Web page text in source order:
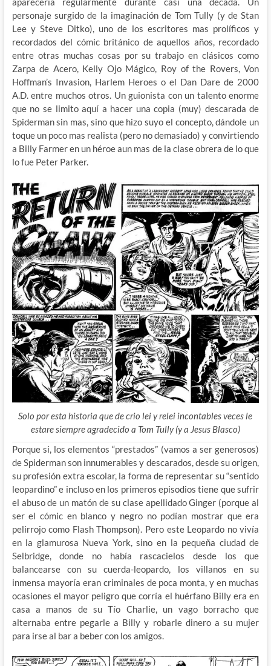
personaje surgido de la imaginación de Tom Tully (y de Stan
Lee y Steve Ditko), uno de los escritores mas prolíficos y
recordados del cómic británico de aquellos años, recordado
entre otras muchas cosas por su trabajo en clásicos como
Zarpa de Acero, Kelly Ojo Mágico, Roy of the Rovers, Von
Hoffman’s Invasion, Harlem Heroes o el Dan Dare de 2000
A.D. entre muchos otros. Un guionista con un talento enorme
que no se limito aquí a hacer una copia (muy) descarada de
Spiderman sin mas, sino que hizo suyo el concepto, dándole un
toque un poco mas realista (pero no demasiado) y convirtiendo
a Billy Farmer en un héroe aun mas de la clase obrera de lo que
lo fue Peter Parker.
Solo por esta historia que de crio lei y relei incontables veces le
estare siempre agradecido a Tom Tully (y a Jesus Blasco)
Porque si, los elementos “prestados” (vamos a ser generosos)
de Spiderman son innumerables y descarados, desde su origen,
su profesión extra escolar, la forma de representar su “sentido
leopardino” e incluso en los primeros episodios tiene que sufrir
el abuso de un matón de su clase apellidado Ginger (porque al
ser el cómic en blanco y negro no podían mostrar que era
pelirrojo como Flash Thompson). Pero este Leopardo no vivía
en la glamurosa Nueva York, sino en la pequeña ciudad de
Selbridge, donde no había rascacielos desde los que
balancearse con su cuerda-leopardo, los villanos en su
inmensa mayoría eran criminales de poca monta, y en muchas
ocasiones el mayor peligro que corría el huérfano Billy era en
casa a manos de su Tío Charlie, un vago borracho que
alternaba entre pegarle a Billy y robarle dinero a su mujer
para irse al bar a beber con los amigos.